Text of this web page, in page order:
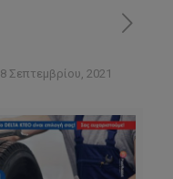
8 Σεπτεμβρίου, 2021